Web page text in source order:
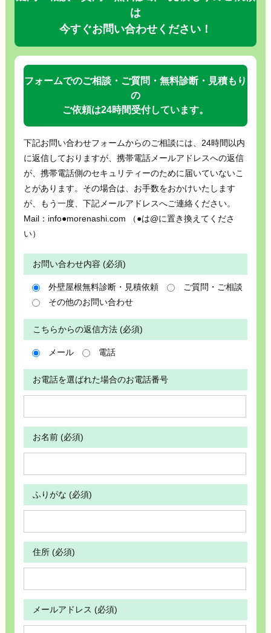
は
今すぐお問い合わせください！
フォームでのご相談・ご質問・無料診断・見積もり
の
ご依頼は24時間受付しています。
下記お問い合わせフォームからのご相談には、24時間以内
に返信しておりますが、携帯電話メールアドレスへの返信
が、携帯電話側のセキュリティーのために届いていないこ
とがあります。その場合は、お手数をおかけいたします
が、もう一度、下記メールアドレスへご連絡ください。
Mail：info●morenashi.com （●は@に置き換えてくださ
い）
お問い合わせ内容 (必須)
外壁屋根無料診断・見積依頼
ご質問・ご相談
その他のお問い合わせ
こちらからの返信方法 (必須)
メール 電話
お電話を選ばれた場合のお電話番号
お名前 (必須)
ふりがな (必須)
住所 (必須)
メールアドレス (必須)